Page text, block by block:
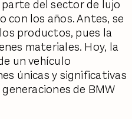
del sector de lujo
con los años. Antes, se
productos, pues la
materiales. Hoy, la
un vehículo
únicas y significativas
de BMW